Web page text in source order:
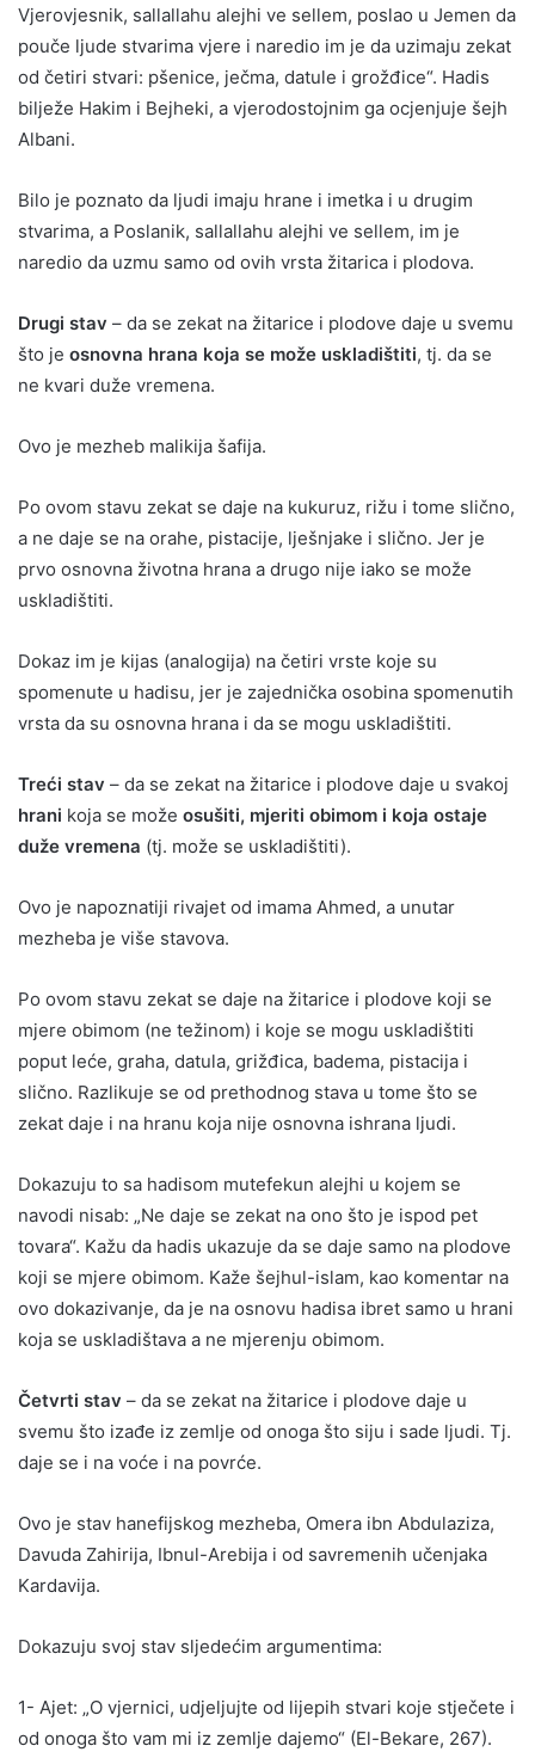
Vjerovjesnik, sallallahu alejhi ve sellem, poslao u Jemen da
pouče ljude stvarima vjere i naredio im je da uzimaju zekat
od četiri stvari: pšenice, ječma, datule i grožđice“. Hadis
bilježe Hakim i Bejheki, a vjerodostojnim ga ocjenjuje šejh
Albani.
Bilo je poznato da ljudi imaju hrane i imetka i u drugim
stvarima, a Poslanik, sallallahu alejhi ve sellem, im je
naredio da uzmu samo od ovih vrsta žitarica i plodova.
Drugi stav – da se zekat na žitarice i plodove daje u svemu
što je osnovna hrana koja se može uskladištiti, tj. da se
ne kvari duže vremena.
Ovo je mezheb malikija šafija.
Po ovom stavu zekat se daje na kukuruz, rižu i tome slično,
a ne daje se na orahe, pistacije, lješnjake i slično. Jer je
prvo osnovna životna hrana a drugo nije iako se može
uskladištiti.
Dokaz im je kijas (analogija) na četiri vrste koje su
spomenute u hadisu, jer je zajednička osobina spomenutih
vrsta da su osnovna hrana i da se mogu uskladištiti.
Treći stav – da se zekat na žitarice i plodove daje u svakoj
hrani koja se može osušiti, mjeriti obimom i koja ostaje
duže vremena (tj. može se uskladištiti).
Ovo je napoznatiji rivajet od imama Ahmed, a unutar
mezheba je više stavova.
Po ovom stavu zekat se daje na žitarice i plodove koji se
mjere obimom (ne težinom) i koje se mogu uskladištiti
poput leće, graha, datula, grižđica, badema, pistacija i
slično. Razlikuje se od prethodnog stava u tome što se
zekat daje i na hranu koja nije osnovna ishrana ljudi.
Dokazuju to sa hadisom mutefekun alejhi u kojem se
navodi nisab: „Ne daje se zekat na ono što je ispod pet
tovara“. Kažu da hadis ukazuje da se daje samo na plodove
koji se mjere obimom. Kaže šejhul-islam, kao komentar na
ovo dokazivanje, da je na osnovu hadisa ibret samo u hrani
koja se uskladištava a ne mjerenju obimom.
Četvrti stav – da se zekat na žitarice i plodove daje u
svemu što izađe iz zemlje od onoga što siju i sade ljudi. Tj.
daje se i na voće i na povrće.
Ovo je stav hanefijskog mezheba, Omera ibn Abdulaziza,
Davuda Zahirija, Ibnul-Arebija i od savremenih učenjaka
Kardavija.
Dokazuju svoj stav sljedećim argumentima:
1- Ajet: „O vjernici, udjeljujte od lijepih stvari koje stječete i
od onoga što vam mi iz zemlje dajemo“ (El-Bekare, 267).